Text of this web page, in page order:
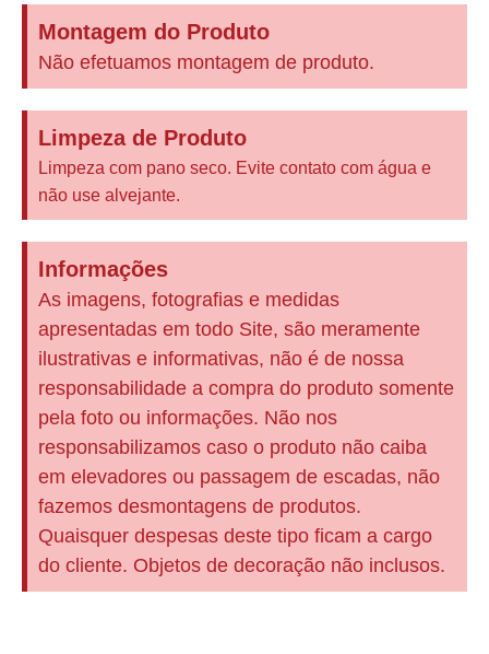
Montagem do Produto
Não efetuamos montagem de produto.
Limpeza de Produto
Limpeza com pano seco. Evite contato com água e
não use alvejante.
Informações
As imagens, fotografias e medidas
apresentadas em todo Site, são meramente
ilustrativas e informativas, não é de nossa
responsabilidade a compra do produto somente
pela foto ou informações. Não nos
responsabilizamos caso o produto não caiba
em elevadores ou passagem de escadas, não
fazemos desmontagens de produtos.
Quaisquer despesas deste tipo ficam a cargo
do cliente. Objetos de decoração não inclusos.